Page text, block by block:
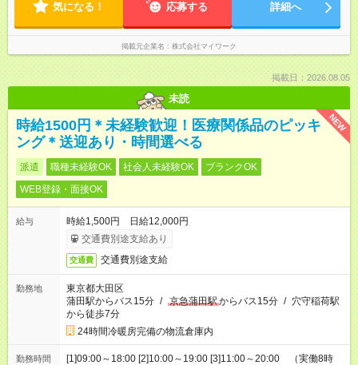
気になる！ 応募する 詳細へ
掲載元企業名 株式会社マイワーク
掲載日：2026.08.05
未読
NEW
時給1500円＊未経験歓迎！医療関係品のピッキ
ング＊送迎あり・時間選べる
派遣 職種未経験OK 社会人未経験OK
ブランクOK
WEB登録・面接OK
給与
時給1,500円 日給12,000円
交通費別途支給あり
交通費 交通費別途支給
勤務地
東京都大田区
蒲田駅からバス15分 / 京急蒲田駅からバス15分 / 穴守稲荷駅
から徒歩7分
24時間冷暖房完備の物流倉庫内
勤務時間
[1]09:00～18:00 [2]10:00～19:00 [3]11:00～20:00 （実働8時